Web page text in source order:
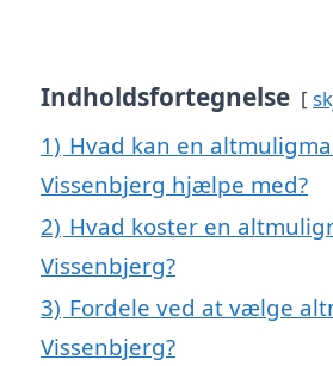
Indholdsfortegnelse
1) Hvad kan en
Vissenbjerg hjælpe med?
2) Hvad koster en
Vissenbjerg?
3) Fordele ved at vælge
Vissenbjerg?